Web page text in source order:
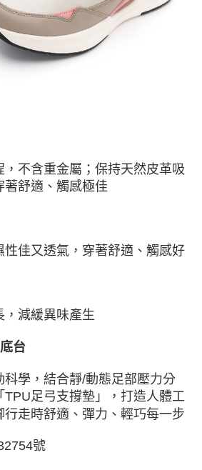
，不含重金屬；保持天然皮革吸
著舒適、觸感極佳
性佳又透氣，穿著舒適、觸感好
，減緩異味產生
台
學，結合靜/動態足部壓力分
足弓支撐墊」，打造人體工
行走時舒適、彈力、輕巧每一步
號